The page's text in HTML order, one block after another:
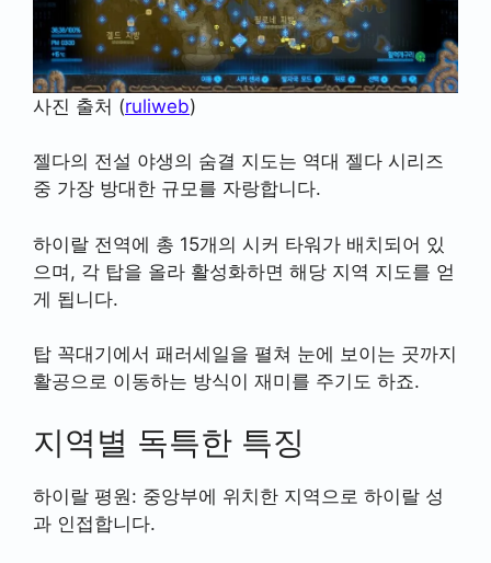
사진 출처 (ruliweb)
젤다의 전설 야생의 숨결 지도는 역대 젤다 시리즈
중 가장 방대한 규모를 자랑합니다.
하이랄 전역에 총 15개의 시커 타워가 배치되어 있
으며, 각 탑을 올라 활성화하면 해당 지역 지도를 얻
게 됩니다.
탑 꼭대기에서 패러세일을 펼쳐 눈에 보이는 곳까지
활공으로 이동하는 방식이 재미를 주기도 하죠.
지역별 독특한 특징
하이랄 평원: 중앙부에 위치한 지역으로 하이랄 성
과 인접합니다.